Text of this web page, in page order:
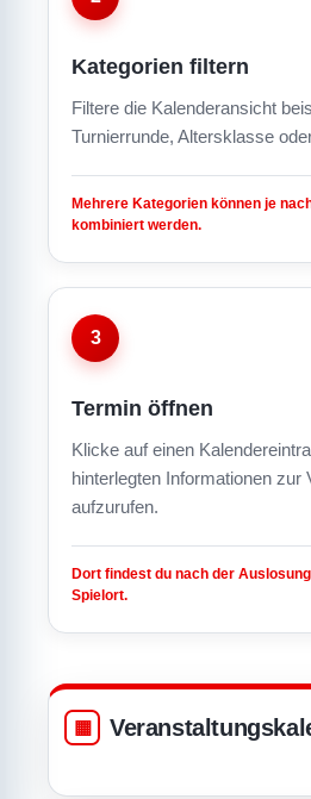
Kategorien filtern
Filtere die Kalenderansicht
Turnierrunde, Altersklasse
Mehrere Kategorien können je
kombiniert werden.
3
Termin öffnen
Klicke auf einen
hinterlegten Informationen zur
aufzurufen.
Dort findest du nach der
Spielort.